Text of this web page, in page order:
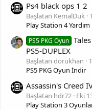
Ps4 black ops 1 2
Başlatan KemalDuk
Play Station 4 Yardım
PS5 PKG Oyun
PS5-DUPLEX
Başlatan dorukhan
PS5 PKG Oyun İndir
Assassin's Creed
Başlatan hdr72 Eki
Play Station 3